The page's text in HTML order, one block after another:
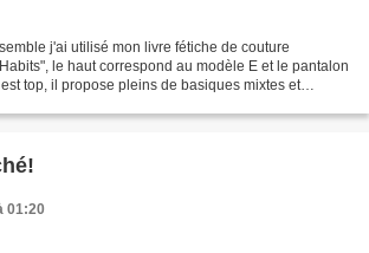
j'ai utilisé mon livre fétiche de couture
le haut correspond au modèle E et le pantalon
top, il propose pleins de basiques mixtes et
01:20